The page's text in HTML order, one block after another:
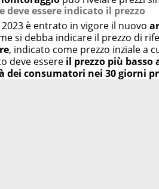
deve essere indicato il prezzo
è entrato in vigore il nuovo
si debba indicare il prezzo di
, indicato come prezzo inziale a
deve essere il prezzo più
dei consumatori nei 30 giorni